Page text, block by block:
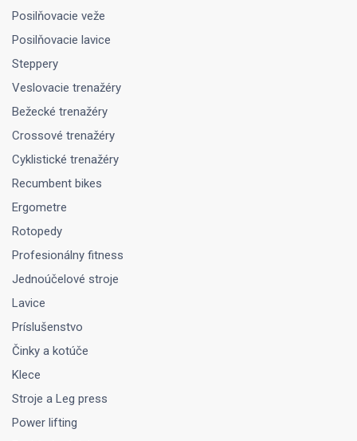
Posilňovacie veže
Posilňovacie lavice
Steppery
Veslovacie trenažéry
Bežecké trenažéry
Crossové trenažéry
Cyklistické trenažéry
Recumbent bikes
Ergometre
Rotopedy
Profesionálny fitness
Jednoúčelové stroje
Lavice
Príslušenstvo
Činky a kotúče
Klece
Stroje a Leg press
Power lifting